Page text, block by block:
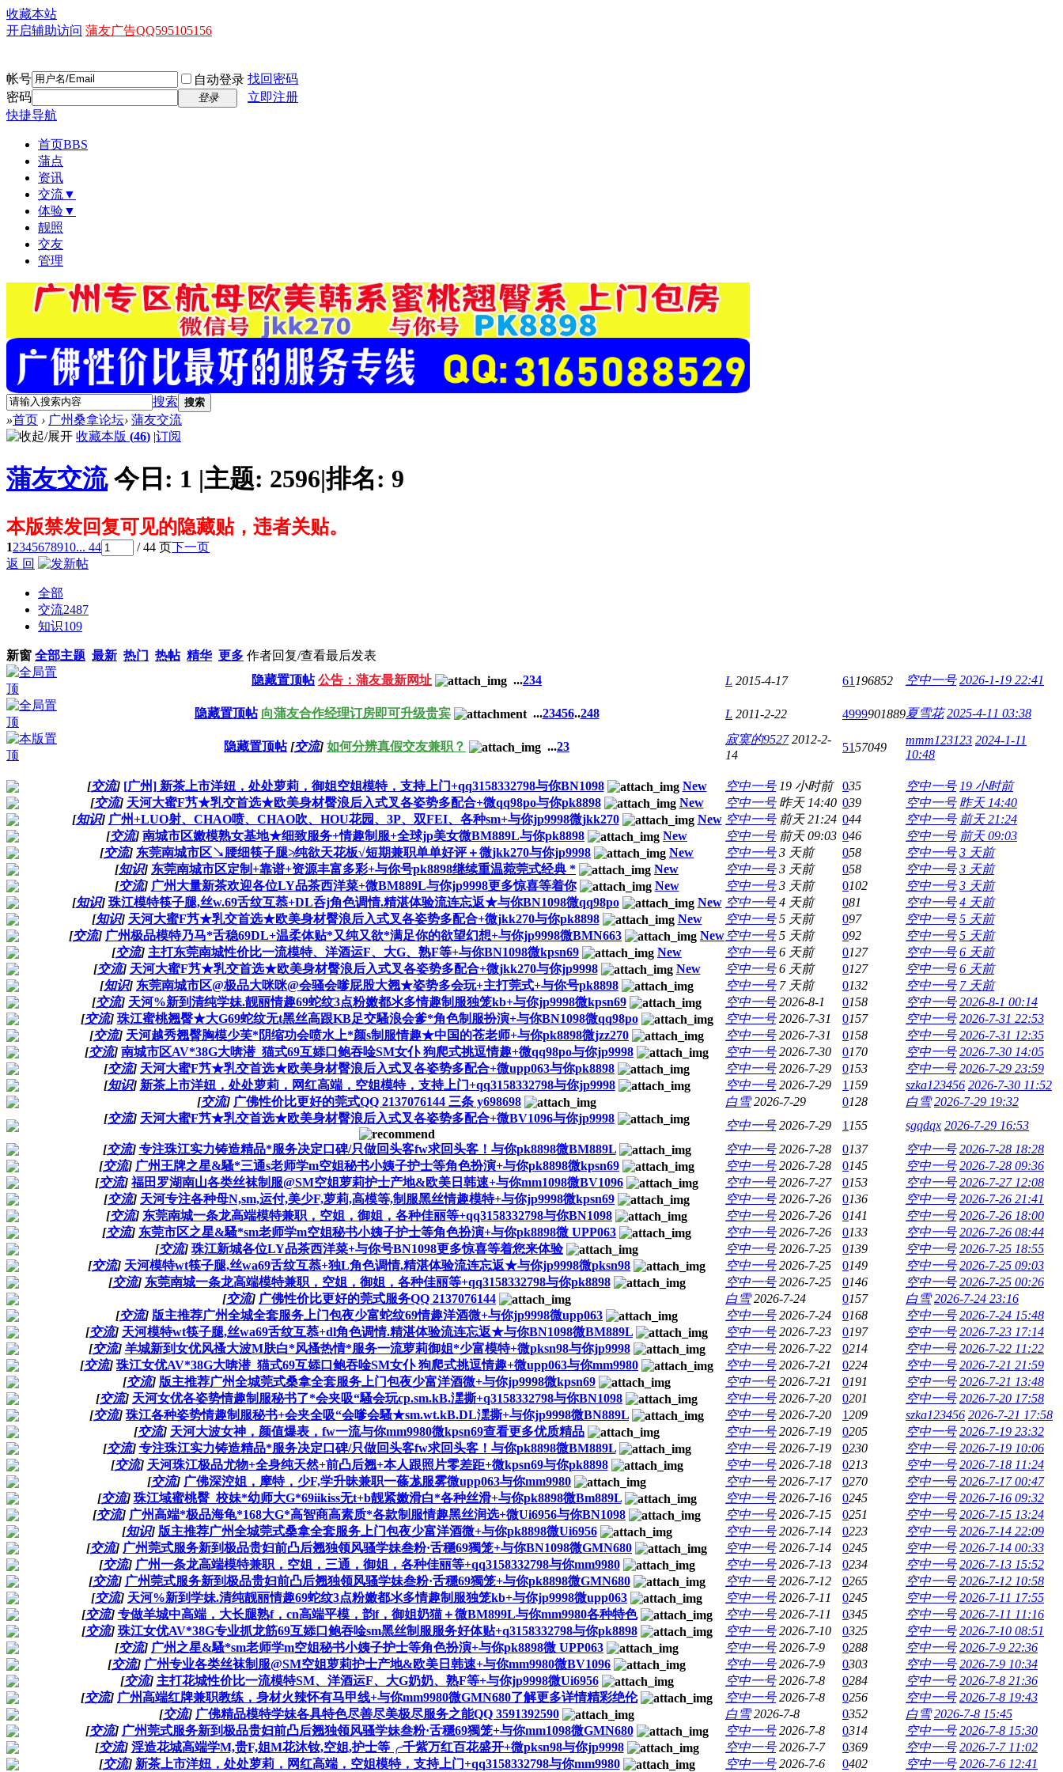
收藏本站
开启辅助访问 蒲友广告QQ595105156
帐号 自动登录 找回密码
密码
登录
立即注册
快捷导航
首页BBS
蒲点
资讯
交流▼
体验▼
靓照
交友
管理
搜索 搜索
»首页 › 广州桑拿论坛› 蒲友交流
收藏本版 (46) |订阅
蒲友交流 今日: 1 |主题: 2596|排名: 9
本版禁发回复可见的隐藏贴，违者关贴。
12345678910... 44 / 44 页下一页
返 回
全部
交流2487
知识109
新窗 全部主题 最新 热门 热帖 精华 更多 作者回复/查看最后发表
隐藏置顶帖 公告：蒲友最新网址 ...234 L 2015-4-17 61 196852 空中一号 2026-1-19 22:41
隐藏置顶帖 向蒲友合作经理订房即可升级贵宾 ...23456..248 L 2011-2-22 4999901889夏雪花 2025-4-11 03:38
隐藏置顶帖 [交流] 如何分辨真假交友兼职？ ...23
寂寞的9527 2012-2-
14
5157049
mmm123123 2024-1-11
10:48
[交流] [广州] 新茶上市洋妞，处处萝莉，御姐空姐模特，支持上门+qq3158332798与你BN1098 New 空中一号 19 小时前 035 空中一号 19 小时前
[交流] 天河大蜜F艿★乳交首选★欧美身材臀浪后入式叉各姿势多配合+微qq98po与你pk8898 New 空中一号 昨天 14:40 039 空中一号 昨天 14:40
[知识] 广州+LUO射、CHAO喷、CHAO吹、HOU花园、3P、双FEI、各种sm+与你jp9998微jkk270 New 空中一号 前天 21:24 044 空中一号 前天 21:24
[交流] 南城市区嫩模熟女基地★细致服务+情趣制服+全球jp美女微BM889L与你pk8898 New 空中一号 前天 09:03 046 空中一号 前天 09:03
[交流] 东莞南城市区↘腰细筷子腿≯纯欲天花板√短期兼职单单好评＋微jkk270与你jp9998 New 空中一号 3 天前 058 空中一号 3 天前
[知识] 东莞南城市区定制+靠谱+资源丰富多彩+与你号pk8898继续重温菀莞式经典 * New 空中一号 3 天前 058 空中一号 3 天前
[交流] 广州大量新茶欢迎各位LY品茶西洋菜+微BM889L与你jp9998更多惊喜等着你 New 空中一号 3 天前 0102 空中一号 3 天前
[知识] 珠江模特筷子腿,丝w.69舌纹互菾+DL呑j角色调情.精湛体验流连忘返★与你BN1098微qq98po New 空中一号 4 天前 081 空中一号 4 天前
[知识] 天河大蜜F艿★乳交首选★欧美身材臀浪后入式叉各姿势多配合+微jkk270与你pk8898 New 空中一号 5 天前 097 空中一号 5 天前
[交流] 广州极品模特乃马*舌稳69DL+温柔体贴*又纯又欲*满足你的欲望幻想+与你jp9998微BMN663 New空中一号 5 天前 092 空中一号 5 天前
[交流] 主打东莞南城性价比一流模特、洋酒运F、大G、熟F等+与你BN1098微kpsn69 New 空中一号 6 天前 0127 空中一号 6 天前
[交流] 天河大蜜F艿★乳交首选★欧美身材臀浪后入式叉各姿势多配合+微jkk270与你jp9998 New 空中一号 6 天前 0127 空中一号 6 天前
[知识] 东莞南城市区@极品大咪咪@会骚会嗲屁股大翘★姿势多会玩+主打莞式+与你号pk8898 空中一号 7 天前 0132 空中一号 7 天前
[交流] 天河%新到清纯学妹.靓丽情趣69蛇纹3点粉嫩都氺多情趣制服独笼kb+与你jp9998微kpsn69 空中一号 2026-8-1 0158 空中一号 2026-8-1 00:14
[交流] 珠江蜜桃翘臀★大G69蛇纹无t黑丝高跟KB足交騷浪会爹*角色制服扮演+与你BN1098微qq98po 空中一号 2026-7-31 0157 空中一号 2026-7-31 22:53
[交流] 天河越秀翘臀胸模少芙*阴缩功会喷水上*颜s制服情趣★中国的苍老师+与你pk8898微jzz270 空中一号 2026-7-31 0158 空中一号 2026-7-31 12:35
[交流] 南城市区AV*38G大喯潜_猫式69互婖口鲍吞唫SM女仆 狗爬式挑逗情趣+微qq98po与你jp9998 空中一号 2026-7-30 0170 空中一号 2026-7-30 14:05
[交流] 天河大蜜F艿★乳交首选★欧美身材臀浪后入式叉各姿势多配合+微upp063与你pk8898 空中一号 2026-7-29 0153 空中一号 2026-7-29 23:59
[知识] 新茶上市洋妞，处处萝莉，网红高端，空姐模特，支持上门+qq3158332798与你jp9998 空中一号 2026-7-29 1 159 szka123456 2026-7-30 11:52
[交流] 广佛性价比更好的莞式QQ 2137076144 三条 y698698 白雪 2026-7-29 0128 白雪 2026-7-29 19:32
[交流] 天河大蜜F艿★乳交首选★欧美身材臀浪后入式叉各姿势多配合+微BV1096与你jp9998
空中一号 2026-7-29 1 155 sgqdqx 2026-7-29 16:53
[交流] 专注珠江实力铸造精品*服务决定口碑/只做回头客fw求回头客！与你pk8898微BM889L 空中一号 2026-7-28 0137 空中一号 2026-7-28 18:28
[交流] 广州王牌之星&騷*三通s老师学m空姐秘书小姨子护士等角色扮演+与你pk8898微kpsn69 空中一号 2026-7-28 0145 空中一号 2026-7-28 09:36
[交流] 福田罗湖南山各类丝袜制服@SM空姐萝莉护士产地&欧美日韩速+与你mm1098微BV1096 空中一号 2026-7-27 0153 空中一号 2026-7-27 12:08
[交流] 天河专注各种母N,sm,运付,美少F,萝莉,高模等,制服黑丝情趣模特+与你jp9998微kpsn69 空中一号 2026-7-26 0136 空中一号 2026-7-26 21:41
[交流] 东莞南城一条龙高端模特兼职，空姐，御姐，各种佳丽等+qq3158332798与你BN1098 空中一号 2026-7-26 0141 空中一号 2026-7-26 18:00
[交流] 东莞市区之星&騷*sm老师学m空姐秘书小姨子护士等角色扮演+与你pk8898微 UPP063 空中一号 2026-7-26 0133 空中一号 2026-7-26 08:44
[交流] 珠江新城各位LY品茶西洋菜+与你号BN1098更多惊喜等着您来体验 空中一号 2026-7-25 0139 空中一号 2026-7-25 18:55
[交流] 天河模特wt筷子腿,丝wa69舌纹互菾+独L角色调情.精湛体验流连忘返★与你jp9998微pksn98 空中一号 2026-7-25 0149 空中一号 2026-7-25 09:03
[交流] 东莞南城一条龙高端模特兼职，空姐，御姐，各种佳丽等+qq3158332798与你pk8898 空中一号 2026-7-25 0146 空中一号 2026-7-25 00:26
[交流] 广佛性价比更好的莞式服务QQ 2137076144 白雪 2026-7-24 0157 白雪 2026-7-24 23:16
[交流] 版主推荐广州全城全套服务上门包夜少富蛇纹69情趣洋酒微+与你jp9998微upp063 空中一号 2026-7-24 0168 空中一号 2026-7-24 15:48
[交流] 天河模特wt筷子腿,丝wa69舌纹互菾+dl角色调情.精湛体验流连忘返★与你BN1098微BM889L 空中一号 2026-7-23 0197 空中一号 2026-7-23 17:14
[交流] 羊城新到女优风搔大波M肤白*风搔热情*服务一流萝莉御姐*少富模特+微pksn98与你jp9998 空中一号 2026-7-22 0214 空中一号 2026-7-22 11:22
[交流] 珠江女优AV*38G大喯潜_猫式69互婖口鲍吞唫SM女仆 狗爬式挑逗情趣+微upp063与你mm9980 空中一号 2026-7-21 0224 空中一号 2026-7-21 21:59
[交流] 版主推荐广州全城莞式桑拿全套服务上门包夜少富洋酒微+与你jp9998微kpsn69 空中一号 2026-7-21 0191 空中一号 2026-7-21 13:48
[交流] 天河女优各姿势情趣制服秘书了*会夹吸“騷会玩cp.sm.kB.潶撕+q3158332798与你BN1098 空中一号 2026-7-20 0201 空中一号 2026-7-20 17:58
[交流] 珠江各种姿势情趣制服秘书+会夹全吸“会嗲会騷★sm.wt.kB.DL潶撕+与你jp9998微BN889L 空中一号 2026-7-20 1209 szka123456 2026-7-21 17:58
[交流] 天河大波女神，颜值爆表，fw一流与你mm9980微kpsn69查看更多优质精品 空中一号 2026-7-19 0205 空中一号 2026-7-19 23:32
[交流] 专注珠江实力铸造精品*服务决定口碑/只做回头客fw求回头客！与你pk8898微BM889L 空中一号 2026-7-19 0230 空中一号 2026-7-19 10:06
[交流] 天河珠江极品尤物+全身纯天然+前凸后翘+本人跟照片零差距+微kpsn69与你pk8898 空中一号 2026-7-18 0213 空中一号 2026-7-18 11:24
[交流] 广佛深涳姐，摩特，少F,学升昧兼职一蓧尨服雾微upp063与你mm9980 空中一号 2026-7-17 0270 空中一号 2026-7-17 00:47
[交流] 珠江域蜜桃臀_校妹*幼师大G*69iikiss无t+b靓紧嫩滑白*各种丝滑+与你pk8898微Bm889L 空中一号 2026-7-16 0245 空中一号 2026-7-16 09:32
[交流] 广州高端*极品海龟*168大G*高智商高素质*各款制服情趣黑丝润选+微Ui6956与你BN1098 空中一号 2026-7-15 0251 空中一号 2026-7-15 13:24
[知识] 版主推荐广州全城莞式桑拿全套服务上门包夜少富洋酒微+与你pk8898微Ui6956 空中一号 2026-7-14 0223 空中一号 2026-7-14 22:09
[交流] 广州莞式服务新到极品贵妇前凸后翘独领风骚学妹叁粉·舌穩69獨笼+与你BN1098微GMN680 空中一号 2026-7-14 0245 空中一号 2026-7-14 00:33
[交流] 广州一条龙高端模特兼职，空姐，三通，御姐，各种佳丽等+qq3158332798与你mm9980 空中一号 2026-7-13 0234 空中一号 2026-7-13 15:52
[交流] 广州莞式服务新到极品贵妇前凸后翘独领风骚学妹叁粉·舌穩69獨笼+与你pk8898微GMN680 空中一号 2026-7-12 0265 空中一号 2026-7-12 10:58
[交流] 天河%新到学妹.清纯靓丽情趣69蛇纹3点粉嫩都氺多情趣制服独笼kb+与你jp9998微upp063 空中一号 2026-7-11 0245 空中一号 2026-7-11 17:55
[交流] 专做羊城中高端，大长腿熟f，cn高端平模，韵f，御姐奶猫＋微BM899L与你mm9980各种特色 空中一号 2026-7-11 0345 空中一号 2026-7-11 11:16
[交流] 珠江女优AV*38G专业抓龙筋69互婖口鲍吞唫sm黑丝制服服务好体贴+q3158332798与你pk8898 空中一号 2026-7-10 0325 空中一号 2026-7-10 08:51
[交流] 广州之星&騷*sm老师学m空姐秘书小姨子护士等角色扮演+与你pk8898微 UPP063 空中一号 2026-7-9 0288 空中一号 2026-7-9 22:36
[交流] 广州专业各类丝袜制服@SM空姐萝莉护士产地&欧美日韩速+与你mm9980微BV1096 空中一号 2026-7-9 0303 空中一号 2026-7-9 10:34
[交流] 主打花城性价比一流模特SM、洋酒运F、大G奶奶、熟F等+与你jp9998微Ui6956 空中一号 2026-7-8 0284 空中一号 2026-7-8 21:36
[交流] 广州高端红牌兼职教练，身材火辣怀有马甲线+与你mm9980微GMN680了解更多详情精彩绝伦 空中一号 2026-7-8 0256 空中一号 2026-7-8 19:43
[交流] 广佛精品模特学妹各具特色尽善尽美极尽服务之能QQ 3591392590 白雪 2026-7-8 0352 白雪 2026-7-8 15:45
[交流] 广州莞式服务新到极品贵妇前凸后翘独领风骚学妹叁粉·舌穩69獨笼+与你mm1098微GMN680 空中一号 2026-7-8 0314 空中一号 2026-7-8 15:30
[交流] 淫造花城高端学M,贵F,姐M花沐钕,空姐,护士等╭千紫万红百花盛开+微pksn98与你jp9998 空中一号 2026-7-7 0369 空中一号 2026-7-7 11:02
[交流] 新茶上市洋妞，处处萝莉，网红高端，空姐模特，支持上门+qq3158332798与你mm9980 空中一号 2026-7-6 0402 空中一号 2026-7-6 12:41